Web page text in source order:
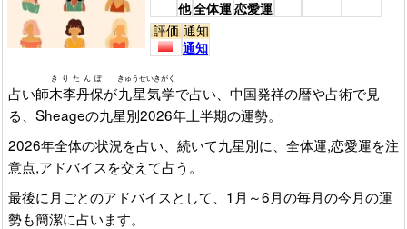
他全体運恋愛運
評価 通知
通知
占い師木李丹保
きりたんぽ
が九星気学
きゅうせいきがく
で占い、中国発祥の暦や占術で見
る、Sheageの九星別2026年上半期の運勢。
2026年全体の状況を占い、続いて九星別に、全体運,恋愛運を注
意点,アドバイスを交えて占う。
最後に月ごとのアドバイスとして、1月～6月の毎月の今月の運
勢も簡潔に占います。